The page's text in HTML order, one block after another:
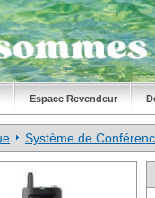
Espace Revendeur
Système de